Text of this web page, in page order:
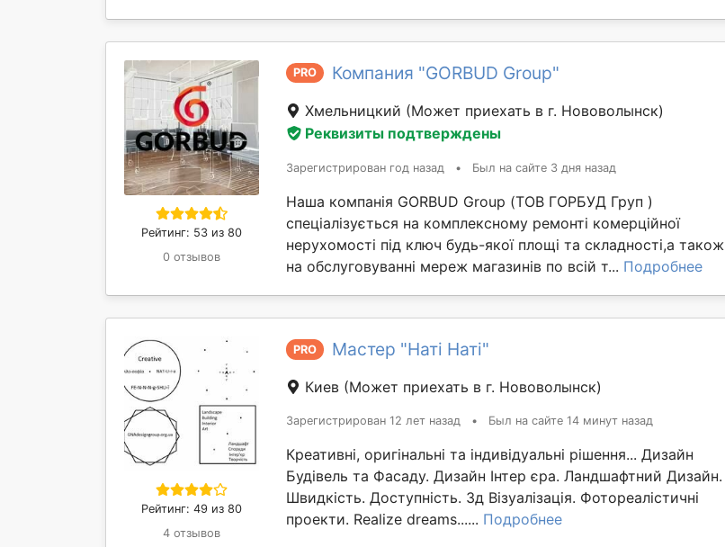
Рейтинг: 53 из 80
0 отзывов
PRO Компания "GORBUD Group"
Хмельницкий (Может приехать в г. Нововолынск)
Реквизиты подтверждены
Зарегистрирован год назад • Был на сайте 3 дня назад
Наша компанія GORBUD Group (ТОВ ГОРБУД Груп )
спеціалізується на комплексному ремонті комерційної
нерухомості під ключ будь-якої площі та складності,а також
на обслуговуванні мереж магазинів по всій т... Подробнее
Рейтинг: 49 из 80
4 отзывов
PRO Мастер "Наті Наті"
Киев (Может приехать в г. Нововолынск)
Зарегистрирован 12 лет назад • Был на сайте 14 минут назад
Креативні, оригінальні та індивідуальні рішення... Дизайн
Будівель та Фасаду. Дизайн Інтер єра. Ландшафтний Дизайн.
Швидкість. Доступність. 3д Візуалізація. Фотореалістичні
проекти. Realize dreams...... Подробнее